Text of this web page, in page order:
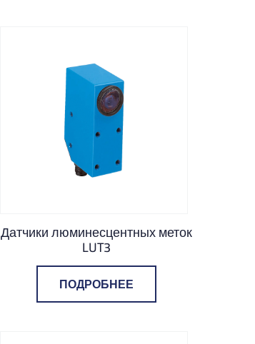
Датчики люминесцентных меток
LUT3
ПОДРОБНЕЕ